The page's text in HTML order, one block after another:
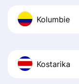
Kolumbie
Kostarika